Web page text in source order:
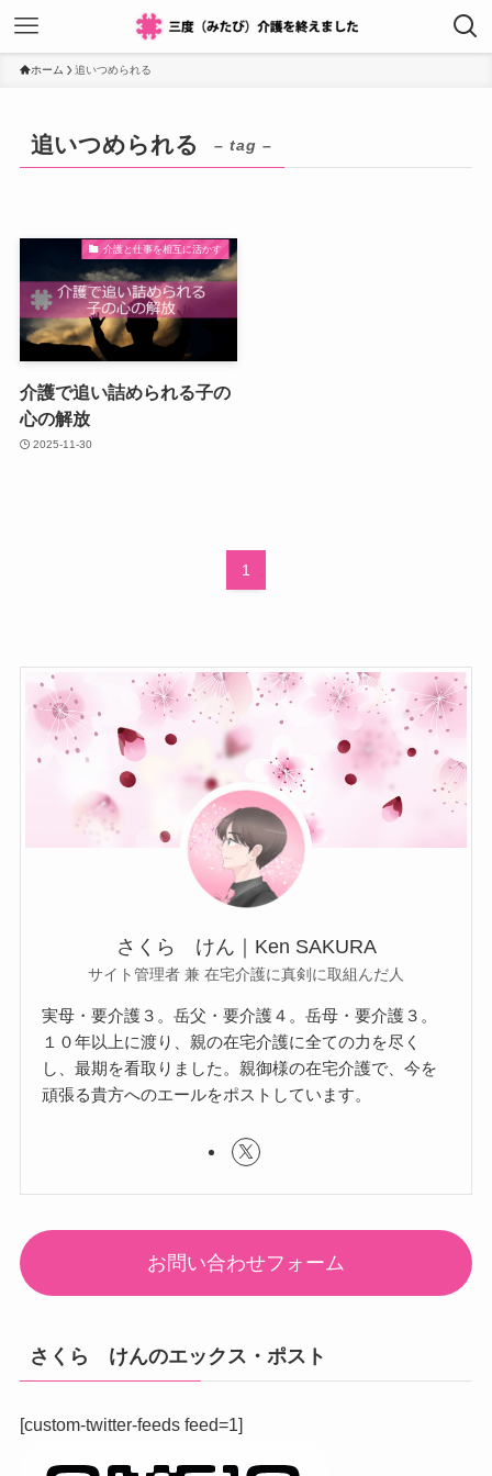
ホーム 追いつめられる
追いつめられる – tag –
介護と仕事を相互に活かす
介護で追い詰められる子の
心の解放
2025-11-30
1
さくら けん｜Ken SAKURA
サイト管理者 兼 在宅介護に真剣に取組んだ人
実母・要介護３。岳父・要介護４。岳母・要介護３。
１０年以上に渡り、親の在宅介護に全ての力を尽く
し、最期を看取りました。親御様の在宅介護で、今を
頑張る貴方へのエールをポストしています。
お問い合わせフォーム
さくら けんのエックス・ポスト
[custom-twitter-feeds feed=1]